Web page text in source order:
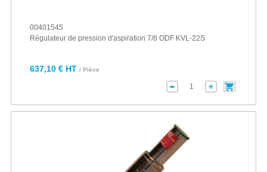
00401545
Régulateur de pression d'aspiration 7/8 ODF KVL-22S
637,10 € HT / Pièce